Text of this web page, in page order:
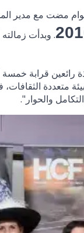
مضت مع مدير
. وبدأت
رائعين قرابة
متعددة
والحوار".